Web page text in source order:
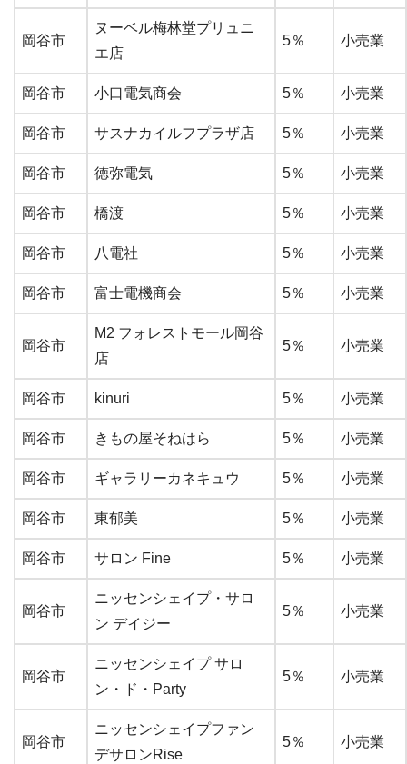
岡谷市
ヌーベル梅林堂プリュニ
エ店
5％ 小売業
岡谷市 小口電気商会 5％ 小売業
岡谷市 サスナカイルフプラザ店 5％ 小売業
岡谷市 徳弥電気 5％ 小売業
岡谷市 橋渡 5％ 小売業
岡谷市 八電社 5％ 小売業
岡谷市 富士電機商会 5％ 小売業
岡谷市
M2 フォレストモール岡谷
店
5％ 小売業
岡谷市 kinuri 5％ 小売業
岡谷市 きもの屋そねはら 5％ 小売業
岡谷市 ギャラリーカネキュウ 5％ 小売業
岡谷市 東郁美 5％ 小売業
岡谷市 サロン Fine 5％ 小売業
岡谷市
ニッセンシェイプ・サロ
ン デイジー
5％ 小売業
岡谷市
ニッセンシェイプ サロ
ン・ド・Party
5％ 小売業
岡谷市
ニッセンシェイプファン
デサロンRise
5％ 小売業